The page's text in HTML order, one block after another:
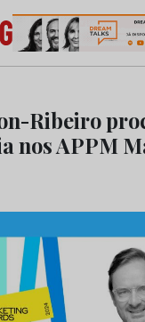
as notícias sobre os
Ribeiro
nos APPM